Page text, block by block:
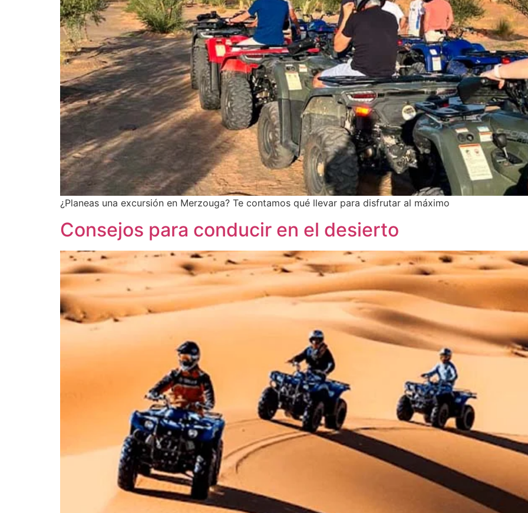
¿Planeas una excursión en Merzouga? Te contamos qué llevar para disfrutar al máximo
Consejos para conducir en el desierto